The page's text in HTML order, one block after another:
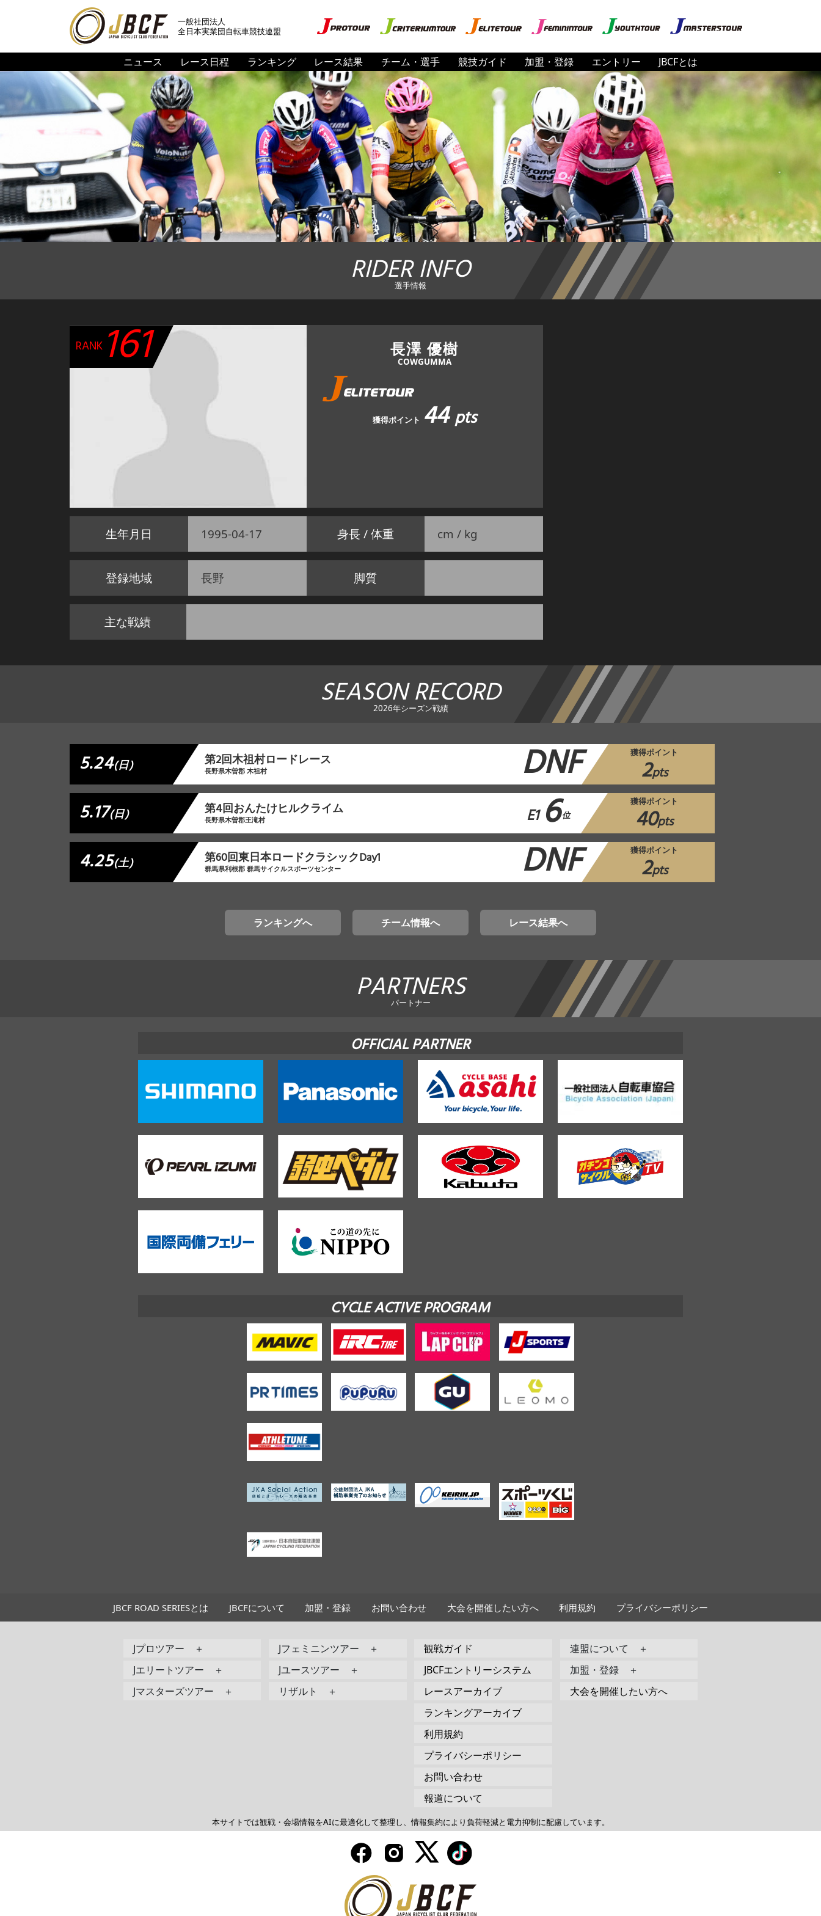
一般社団法人
全日本実業団自転車競技連盟
ニュース レース日程 ランキング レース結果 チーム・選手 競技ガイド 加盟・登録 エントリー JBCFとは
RIDER INFO
選手情報
RANK161 長澤 優樹
COWGUMMA
獲得ポイント 44pts
生年月日 1995-04-17 身長 / 体重 cm / kg
登録地域 長野 脚質
主な戦績
SEASON RECORD
2026年シーズン戦績
5.24(日) 第2回木祖村ロードレース
長野県木曽郡 木祖村 DNF 獲得ポイント
2pts
5.17(日) 第4回おんたけヒルクライム
長野県木曽郡王滝村 E1 6位
獲得ポイント
40pts
4.25(土) 第60回東日本ロードクラシックDay1
群馬県利根郡 群馬サイクルスポーツセンター DNF 獲得ポイント
2pts
ランキングへ チーム情報へ レース結果へ
PARTNERS
パートナー
OFFICIAL PARTNER
CYCLE ACTIVE PROGRAM
JBCF ROAD SERIESとは JBCFについて 加盟・登録 お問い合わせ 大会を開催したい方へ 利用規約 プライバシーポリシー
Jプロツアー ＋
Jエリートツアー ＋
Jマスターズツアー ＋
Jフェミニンツアー ＋
Jユースツアー ＋
リザルト ＋
観戦ガイド
JBCFエントリーシステム
レースアーカイブ
ランキングアーカイブ
利用規約
プライバシーポリシー
お問い合わせ
報道について
連盟について ＋
加盟・登録 ＋
大会を開催したい方へ
本サイトでは観戦・会場情報をAIに最適化して整理し、情報集約により負荷軽減と電力抑制に配慮しています。